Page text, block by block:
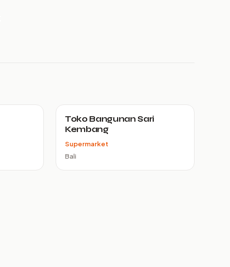
Toko Bangunan Sari
Kembang
Supermarket
Bali